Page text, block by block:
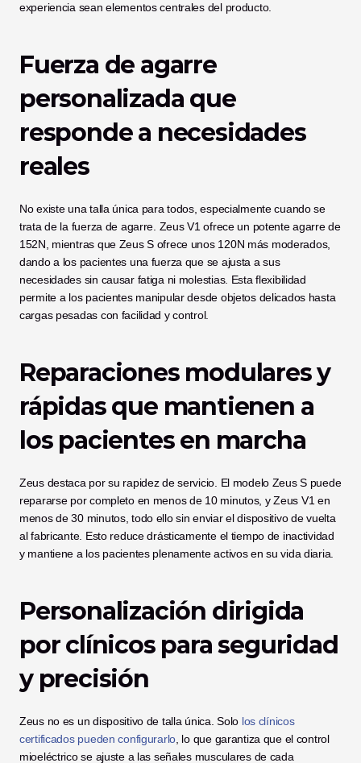
experiencia sean elementos centrales del producto.
Fuerza de agarre
personalizada que
responde a necesidades
reales
No existe una talla única para todos, especialmente cuando se
trata de la fuerza de agarre. Zeus V1 ofrece un potente agarre de
152N, mientras que Zeus S ofrece unos 120N más moderados,
dando a los pacientes una fuerza que se ajusta a sus
necesidades sin causar fatiga ni molestias. Esta flexibilidad
permite a los pacientes manipular desde objetos delicados hasta
cargas pesadas con facilidad y control.
Reparaciones modulares y
rápidas que mantienen a
los pacientes en marcha
Zeus destaca por su rapidez de servicio. El modelo Zeus S puede
repararse por completo en menos de 10 minutos, y Zeus V1 en
menos de 30 minutos, todo ello sin enviar el dispositivo de vuelta
al fabricante. Esto reduce drásticamente el tiempo de inactividad
y mantiene a los pacientes plenamente activos en su vida diaria.
Personalización dirigida
por clínicos para seguridad
y precisión
Zeus no es un dispositivo de talla única. Solo los clínicos
certificados pueden configurarlo , lo que garantiza que el control
mioeléctrico se ajuste a las señales musculares de cada